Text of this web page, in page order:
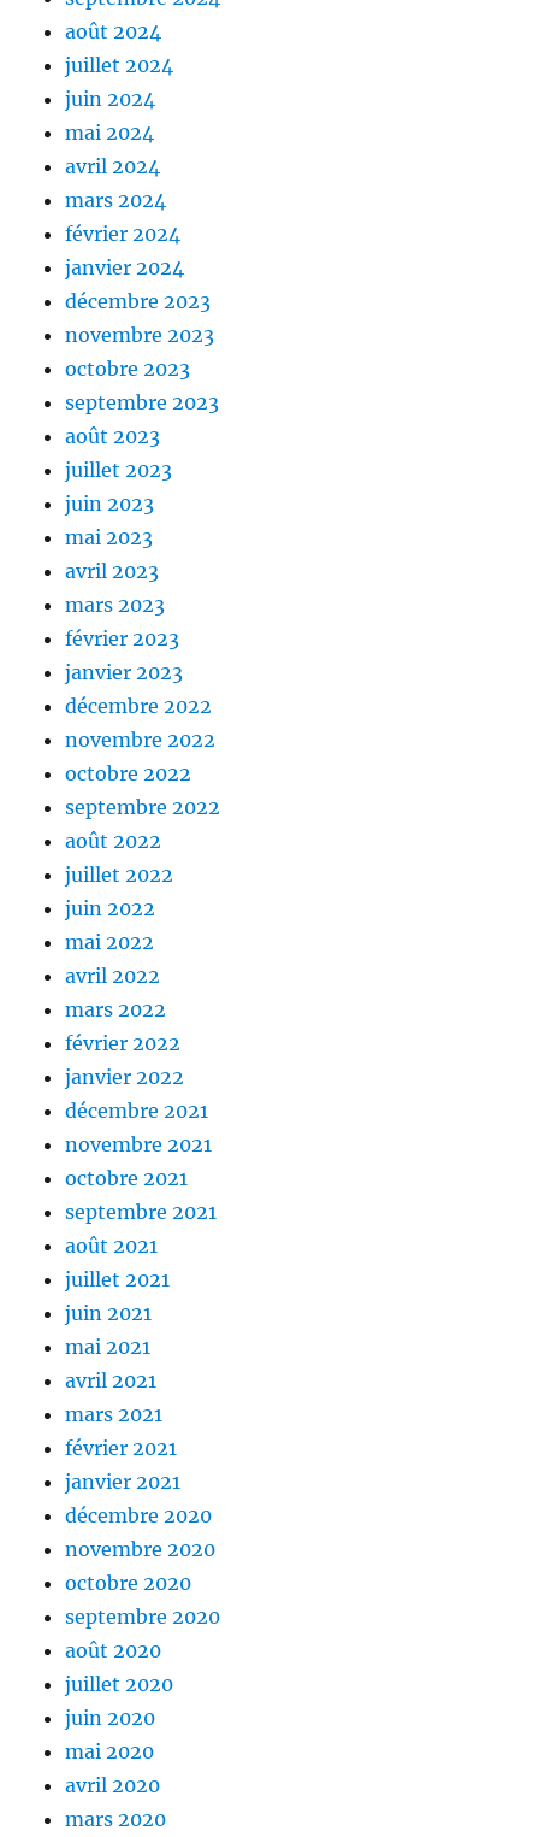
août 2024
juillet 2024
juin 2024
mai 2024
avril 2024
mars 2024
février 2024
janvier 2024
décembre 2023
novembre 2023
octobre 2023
septembre 2023
août 2023
juillet 2023
juin 2023
mai 2023
avril 2023
mars 2023
février 2023
janvier 2023
décembre 2022
novembre 2022
octobre 2022
septembre 2022
août 2022
juillet 2022
juin 2022
mai 2022
avril 2022
mars 2022
février 2022
janvier 2022
décembre 2021
novembre 2021
octobre 2021
septembre 2021
août 2021
juillet 2021
juin 2021
mai 2021
avril 2021
mars 2021
février 2021
janvier 2021
décembre 2020
novembre 2020
octobre 2020
septembre 2020
août 2020
juillet 2020
juin 2020
mai 2020
avril 2020
mars 2020